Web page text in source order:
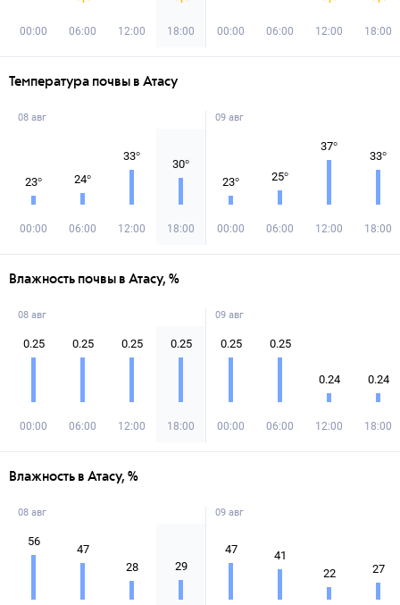
00:00 06:00 12:00 18:00 00:00 06:00 12:00 18:00
Температура почвы в Атасу
08 авг
23°
00:00
24°
06:00
33°
12:00
30°
18:00
09 авг
23°
00:00
25°
06:00
37°
12:00
33°
18:00
Влажность почвы в Атасу, %
08 авг
0.25
00:00
0.25
06:00
0.25
12:00
0.25
18:00
09 авг
0.25
00:00
0.25
06:00
0.24
12:00
0.24
18:00
Влажность в Атасу, %
08 авг
56
47
28 29
09 авг
47 41
22 27